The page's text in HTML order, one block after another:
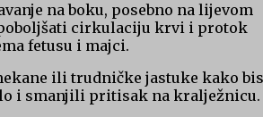
na boku, posebno na lijevom
cirkulaciju krvi i protok
fetusu i majci.
ili trudničke jastuke kako
i smanjili pritisak na kralježnicu.